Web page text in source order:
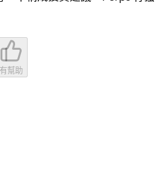
有幫助